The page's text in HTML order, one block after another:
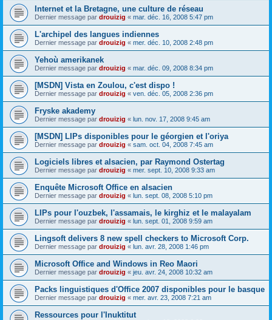
Internet et la Bretagne, une culture de réseau
Dernier message par drouizig « mar. déc. 16, 2008 5:47 pm
L'archipel des langues indiennes
Dernier message par drouizig « mer. déc. 10, 2008 2:48 pm
Yehoù amerikanek
Dernier message par drouizig « mar. déc. 09, 2008 8:34 pm
[MSDN] Vista en Zoulou, c'est dispo !
Dernier message par drouizig « ven. déc. 05, 2008 2:36 pm
Fryske akademy
Dernier message par drouizig « lun. nov. 17, 2008 9:45 am
[MSDN] LIPs disponibles pour le géorgien et l'oriya
Dernier message par drouizig « sam. oct. 04, 2008 7:45 am
Logiciels libres et alsacien, par Raymond Ostertag
Dernier message par drouizig « mer. sept. 10, 2008 9:33 am
Enquête Microsoft Office en alsacien
Dernier message par drouizig « lun. sept. 08, 2008 5:10 pm
LIPs pour l'ouzbek, l'assamais, le kirghiz et le malayalam
Dernier message par drouizig « lun. sept. 01, 2008 9:59 am
Lingsoft delivers 8 new spell checkers to Microsoft Corp.
Dernier message par drouizig « lun. avr. 28, 2008 1:46 pm
Microsoft Office and Windows in Reo Maori
Dernier message par drouizig « jeu. avr. 24, 2008 10:32 am
Packs linguistiques d'Office 2007 disponibles pour le basque
Dernier message par drouizig « mer. avr. 23, 2008 7:21 am
Ressources pour l'Inuktitut